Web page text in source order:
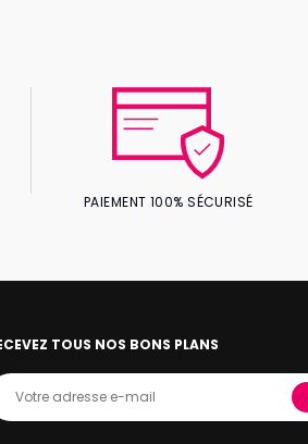
PAIEMENT 100% SÉCURISÉ
TOUS NOS BONS PLANS